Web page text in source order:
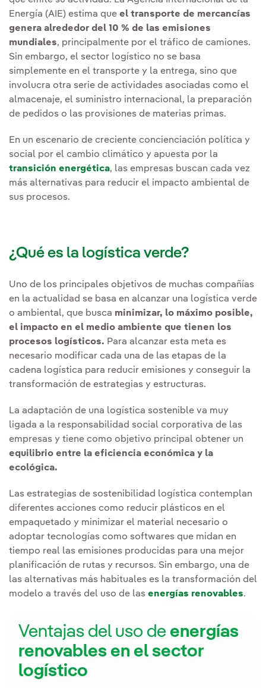
Energía (AIE) estima que el transporte de mercancías
genera alrededor del 10 % de las emisiones
mundiales, principalmente por el tráfico de camiones.
Sin embargo, el sector logístico no se basa
simplemente en el transporte y la entrega, sino que
involucra otra serie de actividades asociadas como el
almacenaje, el suministro internacional, la preparación
de pedidos o las provisiones de materias primas.
En un escenario de creciente concienciación política y
social por el cambio climático y apuesta por la
transición energética, las empresas buscan cada vez
más alternativas para reducir el impacto ambiental de
sus procesos.
¿Qué es la logística verde?
Uno de los principales objetivos de muchas compañías
en la actualidad se basa en alcanzar una logística verde
o ambiental, que busca minimizar, lo máximo posible,
el impacto en el medio ambiente que tienen los
procesos logísticos. Para alcanzar esta meta es
necesario modificar cada una de las etapas de la
cadena logística para reducir emisiones y conseguir la
transformación de estrategias y estructuras.
La adaptación de una logística sostenible va muy
ligada a la responsabilidad social corporativa de las
empresas y tiene como objetivo principal obtener un
equilibrio entre la eficiencia económica y la
ecológica.
Las estrategias de sostenibilidad logística contemplan
diferentes acciones como reducir plásticos en el
empaquetado y minimizar el material necesario o
adoptar tecnologías como softwares que midan en
tiempo real las emisiones producidas para una mejor
planificación de rutas y recursos. Sin embargo, una de
las alternativas más habituales es la transformación del
modelo a través del uso de las energías renovables.
Ventajas del uso de energías
renovables en el sector
logístico